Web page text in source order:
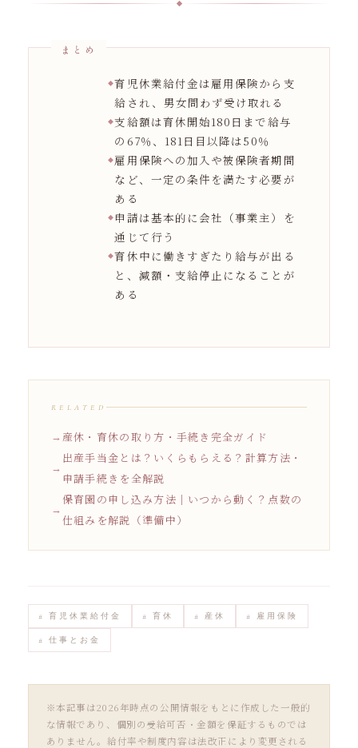
育児休業給付金は雇用保険から支
給され、男女問わず受け取れる
支給額は育休開始180日まで給与
の67％、181日目以降は50％
雇用保険への加入や被保険者期間
など、一定の条件を満たす必要が
ある
申請は基本的に会社（事業主）を
通じて行う
育休中に働きすぎたり給与が出る
と、減額・支給停止になることが
ある
RELATED
産休・育休の取り方・手続き完全ガイド
出産手当金とは？いくらもらえる？計算方法・
申請手続きを全解説
保育園の申し込み方法｜いつから動く？点数の
仕組みを解説（準備中）
# 育児休業給付金 # 育休 # 産休 # 雇用保険
# 仕事とお金
※本記事は2026年時点の公開情報をもとに作成した一般的
な情報であり、個別の受給可否・金額を保証するものでは
ありません。給付率や制度内容は法改正により変更される